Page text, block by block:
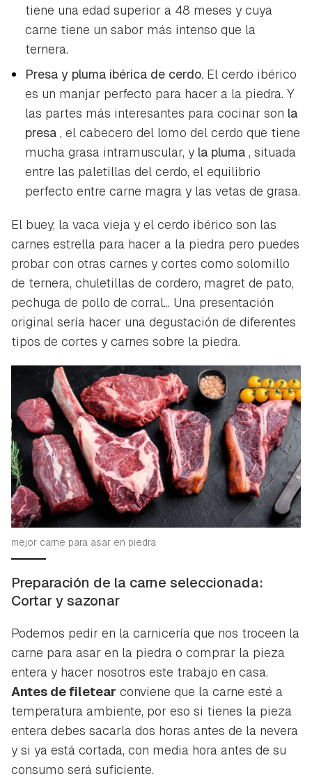
Guardar como favorito
Para poder guardar como favorito, primero has de
iniciar sesión con tu cuenta de Hogarmanía.
INICIAR SESIÓN CANCELAR
tiene una edad superior a 48 meses y cuya
carne tiene un sabor más intenso que la
ternera.
Presa y pluma ibérica de cerdo. El cerdo ibérico
es un manjar perfecto para hacer a la piedra. Y
las partes más interesantes para cocinar son la
presa , el cabecero del lomo del cerdo que tiene
mucha grasa intramuscular, y la pluma , situada
entre las paletillas del cerdo, el equilibrio
perfecto entre carne magra y las vetas de grasa.
El buey, la vaca vieja y el cerdo ibérico son las
carnes estrella para hacer a la piedra pero puedes
probar con otras carnes y cortes como solomillo
de ternera, chuletillas de cordero, magret de pato,
pechuga de pollo de corral... Una presentación
original sería hacer una degustación de diferentes
tipos de cortes y carnes sobre la piedra.
mejor carne para asar en piedra
Preparación de la carne seleccionada:
Cortar y sazonar
Podemos pedir en la carnicería que nos troceen la
carne para asar en la piedra o comprar la pieza
entera y hacer nosotros este trabajo en casa.
Antes de filetear conviene que la carne esté a
temperatura ambiente, por eso si tienes la pieza
entera debes sacarla dos horas antes de la nevera
y si ya está cortada, con media hora antes de su
consumo será suficiente.
Contenido enviado
Gracias por suscribirte a nuestro boletín.
ACEPTAR